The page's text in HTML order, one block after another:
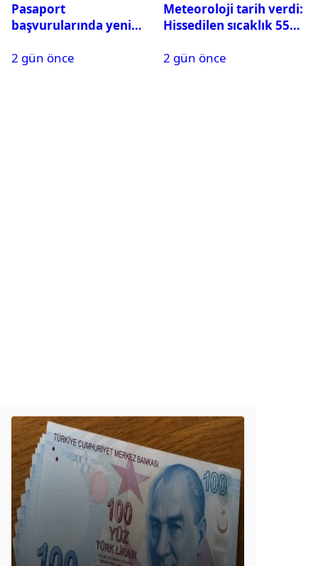
Pasaport
başvurularında yeni
2 gün önce
Meteoroloji tarih verdi:
Hissedilen sıcaklık 55
2 gün önce